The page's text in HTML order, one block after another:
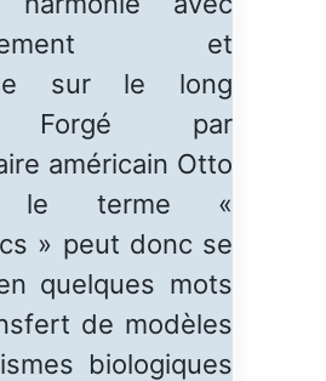
et
sur le long
Forgé par
américain Otto
le terme «
» peut donc se
quelques mots
de modèles
biologiques